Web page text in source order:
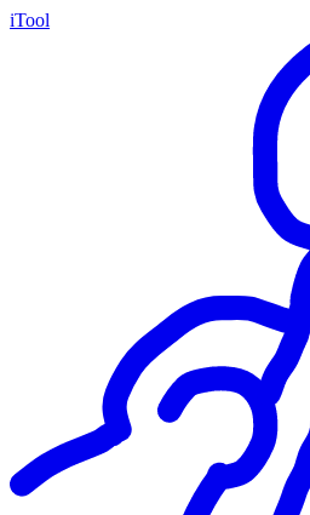
iTool